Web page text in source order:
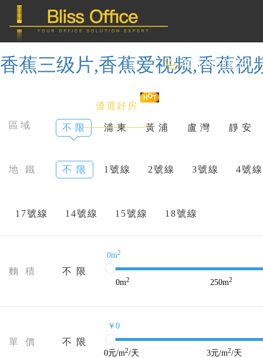
香蕉三级片,香蕉爱视频,香蕉视
400-8090-660
優選好房
區域 不 限 浦 東 黃 浦 盧 灣 靜 安
地 鐵 不 限 1號線 2號線 3號線 4號線
17號線 14號線 15號線 18號線
麵 積 不 限
0m2
0m2 250m2
單 價 不 限
￥0
0元/m2/天 3元/m2/天